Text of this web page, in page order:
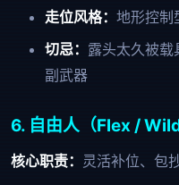
走位风格： 地形控
切忌： 露头太久被载
副武器
6. 自由人（Flex /
核心职责： 灵活补位、包